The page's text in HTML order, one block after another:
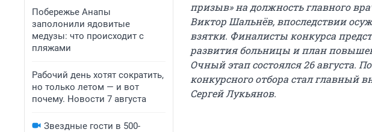
Побережье Анапы
заполонили ядовитые
медузы: что происходит с
пляжами
Рабочий день хотят сократить,
но только летом — и вот
почему. Новости 7 августа
Звездные гости в 500-
призыв» на должность главного
Виктор Шальнёв, впоследствии
взятки. Финалисты конкурса
развития больницы и план
Очный этап состоялся 26 августа.
конкурсного отбора стал главный
Сергей Лукьянов.